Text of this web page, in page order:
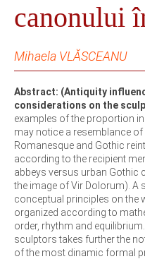
canonului
Mihaela VLĂSCEANU
Abstract: (Antiquity
considerations on the
examples of the proportion
may notice a resemblance
Romanesque and Gothic
according to the recipient
abbeys versus urban Gothic
the image of Vir Dolorum). A
conceptual principles on the
organized according to
order, rhythm and
sculptors takes further the
of the most dinamic formal